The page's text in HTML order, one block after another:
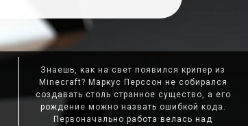
Знаешь, как на свет появился крипер из
Minecraft? Маркус Перссон не собирался
создавать столь странное существо, а его
рождение можно назвать ошибкой кода.
Первоначально работа велась над